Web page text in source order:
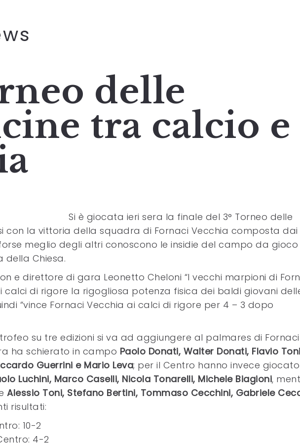
delle
tra calcio e
Si è giocata ieri sera la finale del 3° Torneo delle
con la vittoria della squadra di Fornaci Vecchia composta dai
meglio degli altri conoscono le insidie del campo da gioco
della Chiesa.
e direttore di gara Leonetto Cheloni “I vecchi marpioni di
calci di rigore la rigogliosa potenza fisica dei baldi giovani
“vince Fornaci Vecchia ai calci di rigore per 4 – 3 dopo
su tre edizioni si va ad aggiungere al palmares di Fornaci
ha schierato in campo Paolo Donati, Walter Donati, Flavio
Guerrini e Mario Leva; per il Centro hanno invece giocato
Luchini, Marco Caselli, Nicola Tonarelli, Michele Biagioni,
Alessio Toni, Stefano Bertini, Tommaso Cecchini, Gabriele
risultati:
10-2
4-2